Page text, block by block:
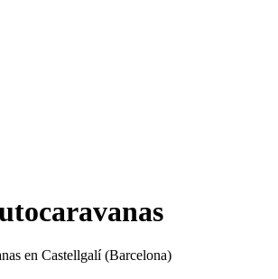
en Castellgalí (Barcelona)